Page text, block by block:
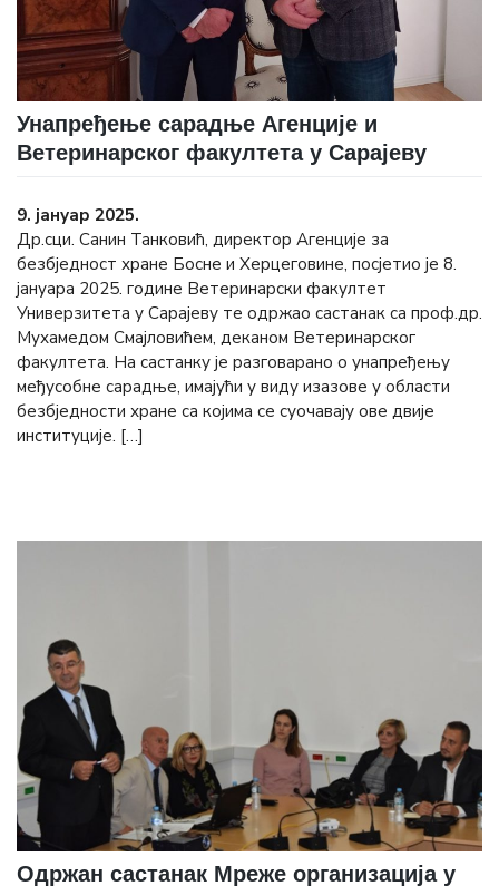
Унапређење сарадње Агенције и
Ветеринарског факултета у Сарајеву
9. јануар 2025.
Др.сци. Санин Танковић, директор Агенције за
безбједност хране Босне и Херцеговине, посјетио је 8.
јануара 2025. године Ветеринарски факултет
Универзитета у Сарајеву те одржао састанак са проф.др.
Мухамедом Смајловићем, деканом Ветеринарског
факултета. На састанку је разговарано о унапређењу
међусобне сарадње, имајући у виду изазове у области
безбједности хране са којима се суочавају ове двије
институције. […]
Одржан састанак Мреже организација у